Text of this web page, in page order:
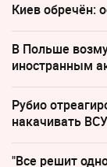
Киев обречён:
В Польше
иностранным
Рубио
накачивать
"Все решит